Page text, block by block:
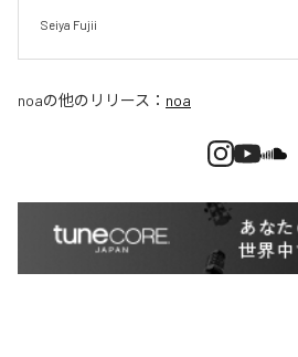
Seiya Fujii
noaの他のリリース： noa